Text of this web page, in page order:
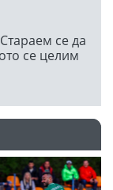
се да
се целим